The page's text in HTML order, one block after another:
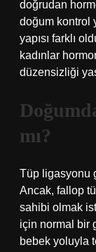
doğrudan
doğum kontrol
yapısı farklı
kadınlar
düzensizliği
mı?
Tüp ligasyonu
Ancak, fallop
sahibi olmak
için normal bir
bebek yoluyla